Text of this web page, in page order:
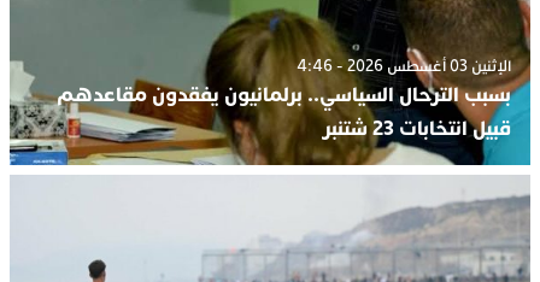
الإثنين 03 أغسطس 2026 - 4:46
بسبب الترحال السياسي.. برلمانيون يفقدون مقاعدهم
قبيل انتخابات 23 شتنبر